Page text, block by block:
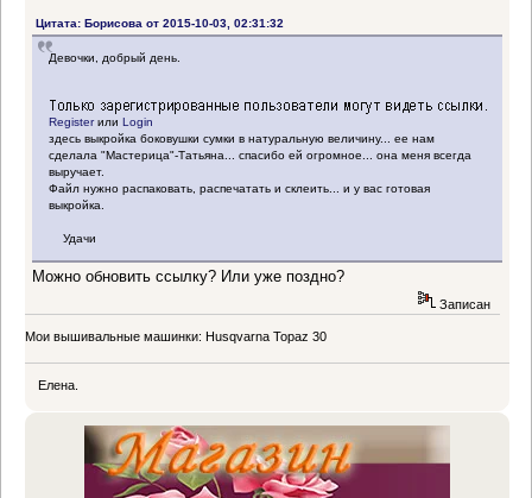
Цитата: Борисова от 2015-10-03, 02:31:32
Девочки, добрый день.
RegisterилиLogin
здесь выкройка боковушки сумки в натуральную величину... ее нам
сделала "Мастерица"-Татьяна... спасибо ей огромное... она меня всегда
выручает.
Файл нужно распаковать, распечатать и склеить... и у вас готовая
выкройка.
Удачи
Можно обновить ссылку? Или уже поздно?
Записан
Мои вышивальные машинки: Husqvarna Topaz 30
Елена.